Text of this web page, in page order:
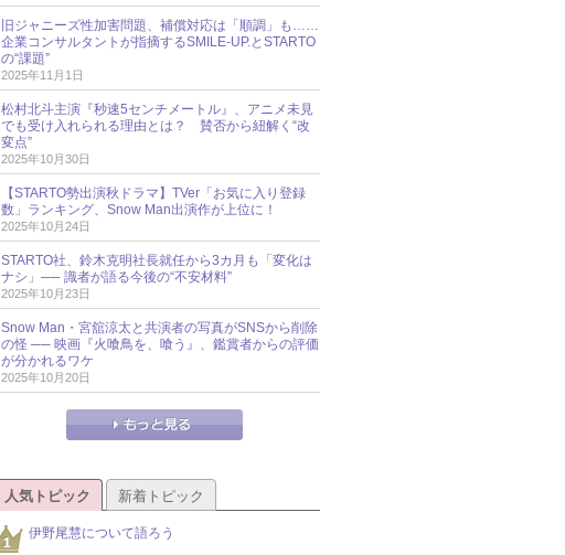
旧ジャニーズ性加害問題、補償対応は「順調」も……
企業コンサルタントが指摘するSMILE-UP.とSTARTO
の“課題”
2025年11月1日
松村北斗主演『秒速5センチメートル』、アニメ未見
でも受け入れられる理由とは？ 賛否から紐解く“改
変点”
2025年10月30日
【STARTO勢出演秋ドラマ】TVer「お気に入り登録
数」ランキング、Snow Man出演作が上位に！
2025年10月24日
STARTO社、鈴木克明社長就任から3カ月も「変化は
ナシ」── 識者が語る今後の“不安材料”
2025年10月23日
Snow Man・宮舘涼太と共演者の写真がSNSから削除
の怪 ── 映画『火喰鳥を、喰う』、鑑賞者からの評価
が分かれるワケ
2025年10月20日
人気トピック 新着トピック
伊野尾慧について語ろう